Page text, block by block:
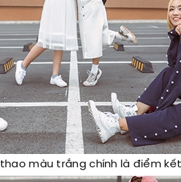
màu trắng chính là điểm